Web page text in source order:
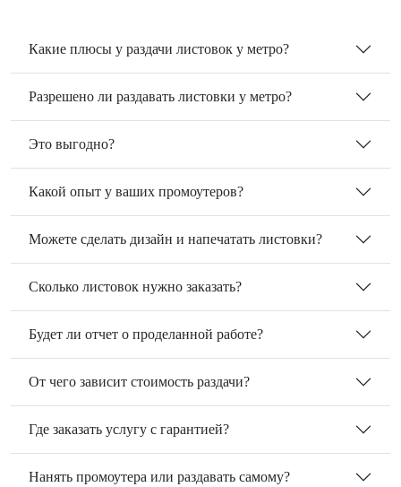
Какие плюсы у раздачи листовок у метро?
Разрешено ли раздавать листовки у метро?
Это выгодно?
Какой опыт у ваших промоутеров?
Можете сделать дизайн и напечатать листовки?
Сколько листовок нужно заказать?
Будет ли отчет о проделанной работе?
От чего зависит стоимость раздачи?
Где заказать услугу с гарантией?
Нанять промоутера или раздавать самому?